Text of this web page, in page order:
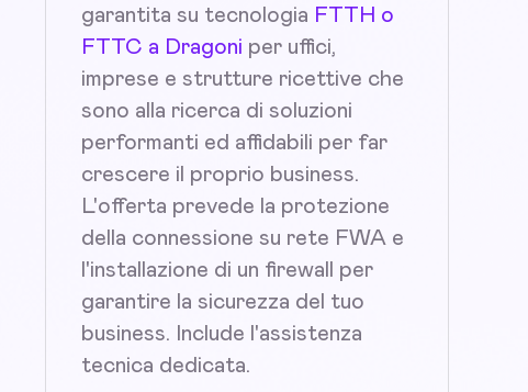
garantita su tecnologia FTTH o
FTTC a Dragoni per uffici,
imprese e strutture ricettive che
sono alla ricerca di soluzioni
performanti ed affidabili per far
crescere il proprio business.
L'offerta prevede la protezione
della connessione su rete FWA e
l'installazione di un firewall per
garantire la sicurezza del tuo
business. Include l'assistenza
tecnica dedicata.